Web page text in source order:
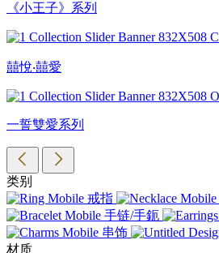
《小王子》系列
囍悅‧囍愛
一誓雙愛系列
类别
戒指
手链/手鈪
串饰
材质